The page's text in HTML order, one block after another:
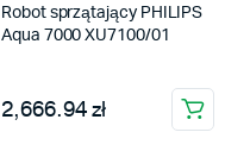
Robot sprzątający PHILIPS
Aqua 7000 XU7100/01
2,666.94 zł